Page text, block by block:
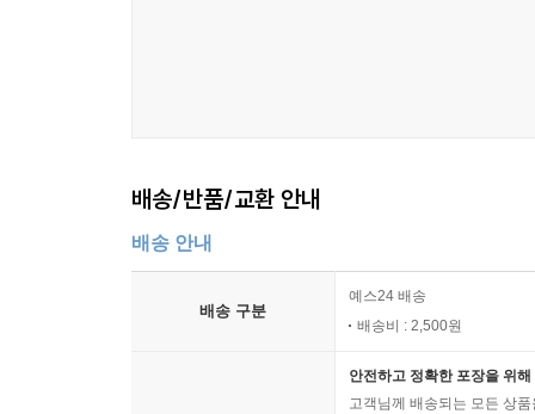
배송/반품/교환 안내
배송 안내
배송 구분
예스24 배송
배송비 : 2,500원
안전하고 정확한 포장을 위
고객님께 배송되는 모든 상